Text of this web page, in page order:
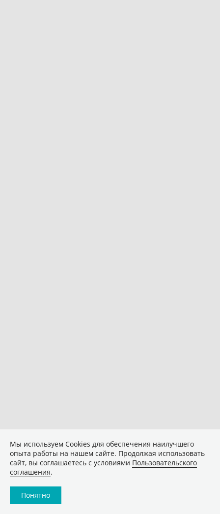
Мы используем Сookies для обеспечения наилучшего
опыта работы на нашем сайте. Продолжая использовать
сайт, вы соглашаетесь с условиями Пользовательского
соглашения.
Понятно